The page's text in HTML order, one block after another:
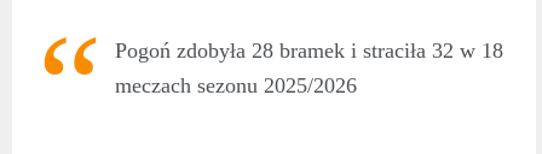
Pogoń zdobyła 28 bramek i straciła 32 w 18
meczach sezonu 2025/2026